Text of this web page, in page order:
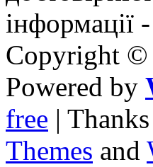
інформації
Copyright ©
Powered by
free |
Themes and